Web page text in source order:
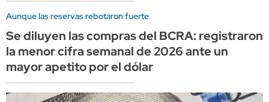
Aunque las reservas rebotaron fuerte
Se diluyen las compras del BCRA: registraron
la menor cifra semanal de 2026 ante un
mayor apetito por el dólar